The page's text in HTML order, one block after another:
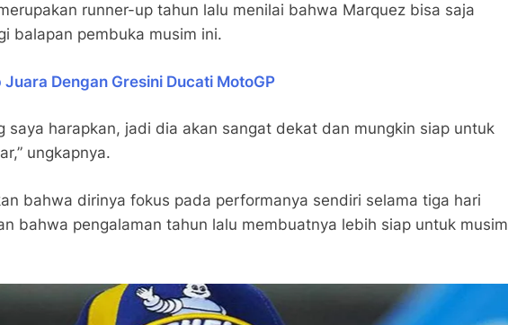
runner-up tahun lalu menilai bahwa Marquez bisa saja
balapan pembuka musim ini.
Dengan Gresini Ducati MotoGP
saya harapkan, jadi dia akan sangat dekat dan mungkin siap untuk
ungkapnya.
bahwa dirinya fokus pada performanya sendiri selama tiga hari
bahwa pengalaman tahun lalu membuatnya lebih siap untuk musim